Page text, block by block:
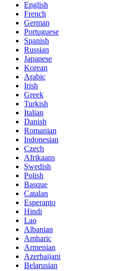
English
French
German
Portuguese
Spanish
Russian
Japanese
Korean
Arabic
Irish
Greek
Turkish
Italian
Danish
Romanian
Indonesian
Czech
Afrikaans
Swedish
Polish
Basque
Catalan
Esperanto
Hindi
Lao
Albanian
Amharic
Armenian
Azerbaijani
Belarusian